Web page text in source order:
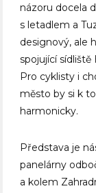
názoru docela
s letadlem a
designový, ale
spojující
Pro cyklisty i
město by si k
harmonicky.
Představa je
panelárny
a kolem